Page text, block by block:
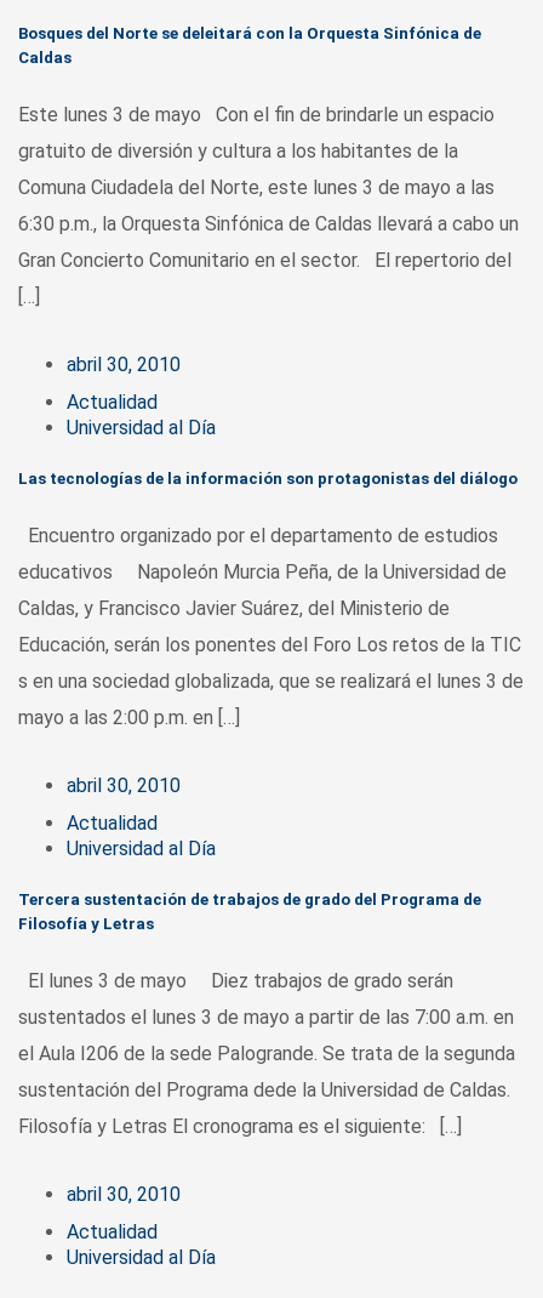
Bosques del Norte se deleitará con la Orquesta Sinfónica de
Caldas
Este lunes 3 de mayo Con el fin de brindarle un espacio
gratuito de diversión y cultura a los habitantes de la
Comuna Ciudadela del Norte, este lunes 3 de mayo a las
6:30 p.m., la Orquesta Sinfónica de Caldas llevará a cabo un
Gran Concierto Comunitario en el sector. El repertorio del
[…]
abril 30, 2010
Actualidad
Universidad al Día
Las tecnologías de la información son protagonistas del diálogo
Encuentro organizado por el departamento de estudios
educativos Napoleón Murcia Peña, de la Universidad de
Caldas, y Francisco Javier Suárez, del Ministerio de
Educación, serán los ponentes del Foro Los retos de la TIC
s en una sociedad globalizada, que se realizará el lunes 3 de
mayo a las 2:00 p.m. en […]
abril 30, 2010
Actualidad
Universidad al Día
Tercera sustentación de trabajos de grado del Programa de
Filosofía y Letras
El lunes 3 de mayo Diez trabajos de grado serán
sustentados el lunes 3 de mayo a partir de las 7:00 a.m. en
el Aula I206 de la sede Palogrande. Se trata de la segunda
sustentación del Programa dede la Universidad de Caldas.
Filosofía y Letras El cronograma es el siguiente: […]
abril 30, 2010
Actualidad
Universidad al Día